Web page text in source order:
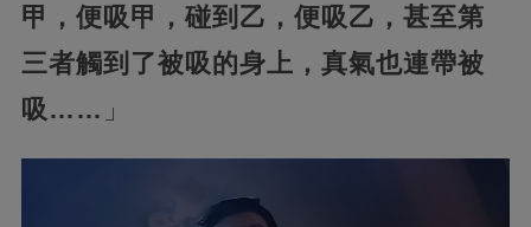
甲，便吸甲，碰到乙，便吸乙，甚至第
三者觸到了被吸的身上，真氣也連帶被
吸…… 」